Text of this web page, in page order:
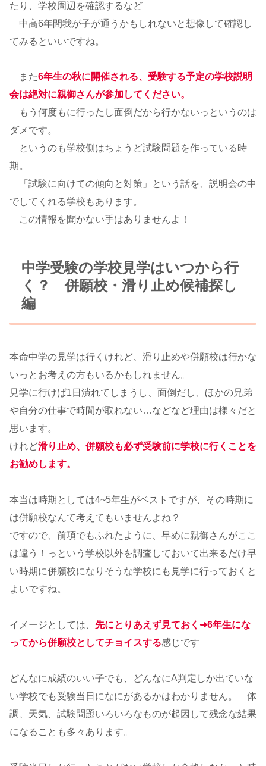
たり、学校周辺を確認するなど
中高6年間我が子が通うかもしれないと想像して確認し
てみるといいですね。
また6年生の秋に開催される、受験する予定の学校説明
会は絶対に親御さんが参加してください。
もう何度もに行ったし面倒だから行かないっというのは
ダメです。
というのも学校側はちょうど試験問題を作っている時
期。
「試験に向けての傾向と対策」という話を、説明会の中
でしてくれる学校もあります。
この情報を聞かない手はありませんよ！
中学受験の学校見学はいつから行
く？ 併願校・滑り止め候補探し
編
本命中学の見学は行くけれど、滑り止めや併願校は行かな
いっとお考えの方もいるかもしれません。
見学に行けば1日潰れてしまうし、面倒だし、ほかの兄弟
や自分の仕事で時間が取れない…などなど理由は様々だと
思います。
けれど滑り止め、併願校も必ず受験前に学校に行くことを
お勧めします。
本当は時期としては4~5年生がベストですが、その時期に
は併願校なんて考えてもいませんよね？
ですので、前項でもふれたように、早めに親御さんがここ
は違う！っという学校以外を調査しておいて出来るだけ早
い時期に併願校になりそうな学校にも見学に行っておくと
よいですね。
イメージとしては、 先にとりあえず見ておく➜6年生にな
ってから併願校としてチョイスする感じです
どんなに成績のいい子でも、どんなにA判定しか出ていな
い学校でも受験当日になにがあるかはわかりません。 体
調、天気、試験問題いろいろなものが起因して残念な結果
になることも多々あります。